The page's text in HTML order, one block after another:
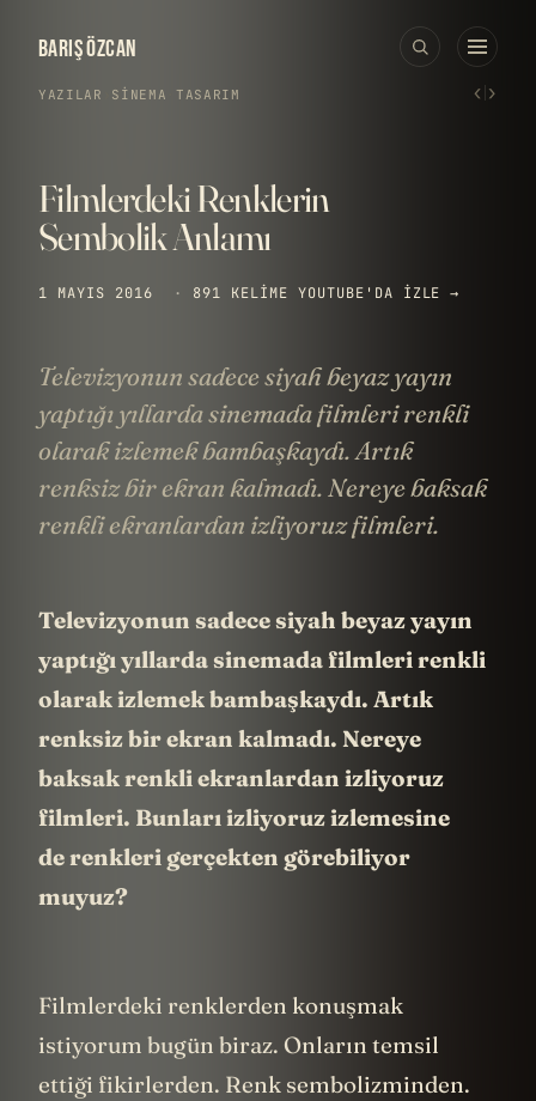
BARIŞ ÖZCAN
YAZILAR SINEMA TASARIM ‹›
Filmlerdeki Renklerin
Sembolik Anlamı
1 MAYIS 2016 · 891 KELIME YOUTUBE'DA IZLE →
Televizyonun sadece siyah beyaz yayın
yaptığı yıllarda sinemada filmleri renkli
olarak izlemek bambaşkaydı. Artık
renksiz bir ekran kalmadı. Nereye baksak
renkli ekranlardan izliyoruz filmleri.
Televizyonun sadece siyah beyaz yayın
yaptığı yıllarda sinemada filmleri renkli
olarak izlemek bambaşkaydı. Artık
renksiz bir ekran kalmadı. Nereye
baksak renkli ekranlardan izliyoruz
filmleri. Bunları izliyoruz izlemesine
de renkleri gerçekten görebiliyor
muyuz?
Filmlerdeki renklerden konuşmak
istiyorum bugün biraz. Onların temsil
ettiği fikirlerden. Renk sembolizminden.